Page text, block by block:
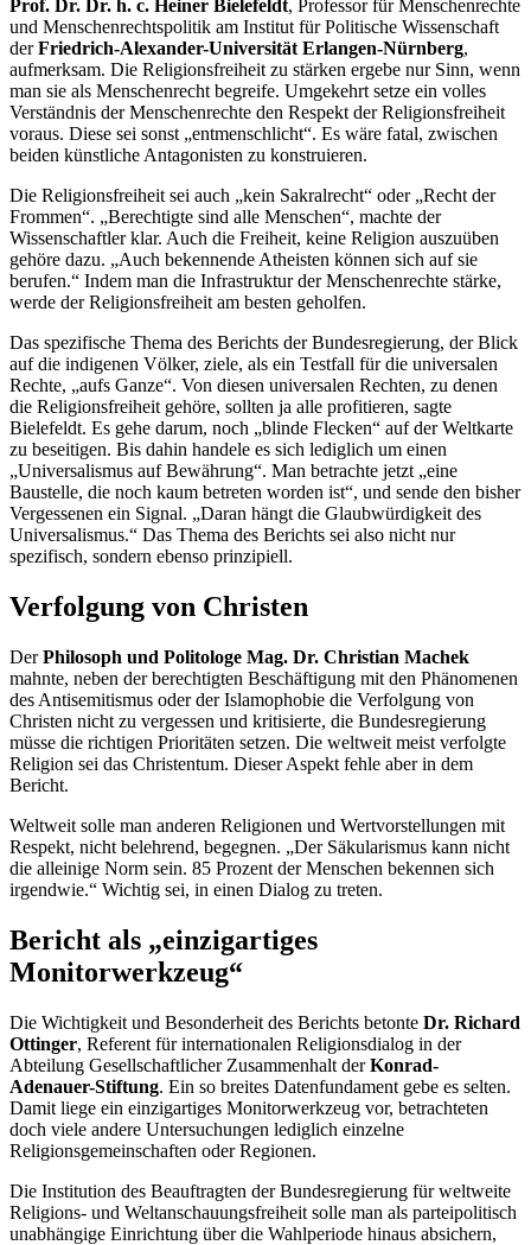
Prof. Dr. Dr. h. c. Heiner Bielefeldt, Professor für Menschenrechte
und Menschenrechtspolitik am Institut für Politische Wissenschaft
derFriedrich-Alexander-Universität Erlangen-Nürnberg,
aufmerksam. Die Religionsfreiheit zu stärken ergebe nur Sinn, wenn
man sie als Menschenrecht begreife. Umgekehrt setze ein volles
Verständnis der Menschenrechte den Respekt der Religionsfreiheit
voraus. Diese sei sonst „entmenschlicht“. Es wäre fatal, zwischen
beiden künstliche Antagonisten zu konstruieren.
Die Religionsfreiheit sei auch „kein Sakralrecht“ oder „Recht der
Frommen“. „Berechtigte sind alle Menschen“, machte der
Wissenschaftler klar. Auch die Freiheit, keine Religion auszuüben
gehöre dazu. „Auch bekennende Atheisten können sich auf sie
berufen.“ Indem man die Infrastruktur der Menschenrechte stärke,
werde der Religionsfreiheit am besten geholfen.
Das spezifische Thema des Berichts der Bundesregierung, der Blick
auf die indigenen Völker, ziele, als ein Testfall für die universalen
Rechte, „aufs Ganze“. Von diesen universalen Rechten, zu denen
die Religionsfreiheit gehöre, sollten ja alle profitieren, sagte
Bielefeldt. Es gehe darum, noch „blinde Flecken“ auf der Weltkarte
zu beseitigen. Bis dahin handele es sich lediglich um einen
„Universalismus auf Bewährung“. Man betrachte jetzt „eine
Baustelle, die noch kaum betreten worden ist“, und sende den bisher
Vergessenen ein Signal. „Daran hängt die Glaubwürdigkeit des
Universalismus.“ Das Thema des Berichts sei also nicht nur
spezifisch, sondern ebenso prinzipiell.
Verfolgung von Christen
DerPhilosoph und Politologe Mag. Dr. Christian Machek
mahnte, neben der berechtigten Beschäftigung mit den Phänomenen
des Antisemitismus oder der Islamophobie die Verfolgung von
Christen nicht zu vergessen und kritisierte, die Bundesregierung
müsse die richtigen Prioritäten setzen. Die weltweit meist verfolgte
Religion sei das Christentum. Dieser Aspekt fehle aber in dem
Bericht.
Weltweit solle man anderen Religionen und Wertvorstellungen mit
Respekt, nicht belehrend, begegnen. „Der Säkularismus kann nicht
die alleinige Norm sein. 85 Prozent der Menschen bekennen sich
irgendwie.“ Wichtig sei, in einen Dialog zu treten.
Bericht als „einzigartiges
Monitorwerkzeug“
Die Wichtigkeit und Besonderheit des Berichts betonte Dr. Richard
Ottinger, Referent für internationalen Religionsdialog in der
Abteilung Gesellschaftlicher Zusammenhalt derKonrad-
Adenauer-Stiftung. Ein so breites Datenfundament gebe es selten.
Damit liege ein einzigartiges Monitorwerkzeug vor, betrachteten
doch viele andere Untersuchungen lediglich einzelne
Religionsgemeinschaften oder Regionen.
Die Institution des Beauftragten der Bundesregierung für weltweite
Religions- und Weltanschauungsfreiheit solle man als parteipolitisch
unabhängige Einrichtung über die Wahlperiode hinaus absichern,